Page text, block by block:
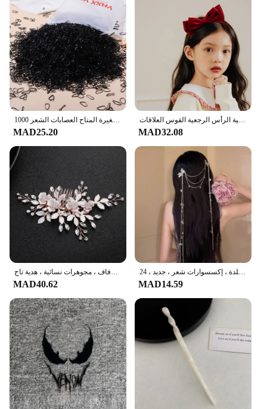
1000 قطعة/الحقيبة الملونة الصغيرة المتاح العصابات الشعر Scrunchie الفتيات شريط مطاطي مرن ذيل حصان حامل إكسسوارات الشعر العلاقات الشعر
MAD25.20
الحلو اكسسوارات للشعر سنو وايت رباط شعر أحمر أسود القوس عقال للفتيات النساء أغطية الرأس الرجعية القوس العلاقات Hairband
MAD32.08
مشبك شعر كريستال لؤلؤ زهور للعروس ، مشط زفاف ، دبوس شعر ، أربطة رأس ، إكسسوارات زفاف ، مجوهرات نسائية ، هدية تاج
MAD40.62
ربطات شعر للنساء من حجر الراين على شكل فراشة ، رباط رأس بسلسلة شرابة طويلة كريستالية ، أغطية رأس لؤلؤ مقلدة ، إكسسوارات شعر ، جديد ، 24
MAD14.59